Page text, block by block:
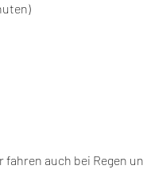
auch bei Regen